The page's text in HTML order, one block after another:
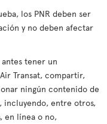
los PNR deben ser
y no deben afectar
tener un
Transat, compartir,
ningún contenido de
incluyendo, entre otros,
en línea o no,